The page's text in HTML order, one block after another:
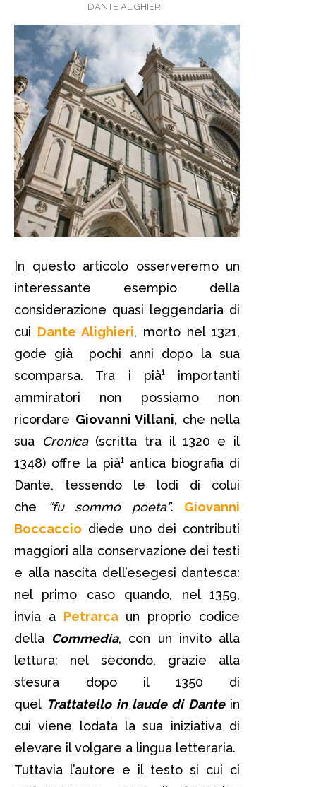
DANTE ALIGHIERI
In questo articolo osserveremo un
interessante esempio della
considerazione quasi leggendaria di
cui Dante Alighieri, morto nel 1321,
gode già pochi anni dopo la sua
scomparsa. Tra i pià¹ importanti
ammiratori non possiamo non
ricordare Giovanni Villani, che nella
sua
Cronica(scritta tra il 1320 e il
1348) offre la pià¹ antica biografia di
Dante, tessendo le lodi di colui
che
“fu sommo poeta”. Giovanni
Boccaccio diede uno dei contributi
maggiori alla conservazione dei testi
e alla nascita dell’esegesi dantesca:
nel primo caso quando, nel 1359,
invia a Petrarcaun proprio codice
della Commedia, con un invito alla
lettura; nel secondo, grazie alla
stesura dopo il 1350 di
quel Trattatello in laude di Dantein
cui viene lodata la sua iniziativa di
elevare il volgare a lingua letteraria.
Tuttavia l’autore e il testo si cui ci